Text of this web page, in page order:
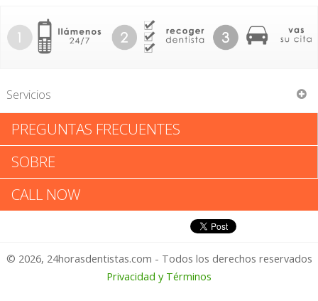
Servicios
John J Talashek
John J Talashek: Califica tu
Experiencia
1 – No Feliz
PREGUNTAS FRECUENTES
SOBRE
CALL NOW
© 2026, 24horasdentistas.com - Todos los derechos reservados
Privacidad y Términos